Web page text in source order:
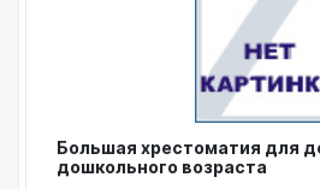
Большая хрестоматия для
дошкольного возраста